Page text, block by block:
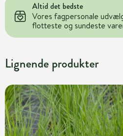
Altid det bedste
Vores fagpersonale
flotteste og sundeste
Lignende produkter